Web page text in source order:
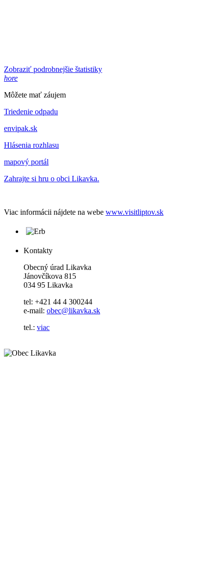
Zobraziť podrobnejšie štatistiky
hore
Môžete mať záujem
Triedenie odpadu
envipak.sk
Hlásenia rozhlasu
mapový portál
Zahrajte si hru o obci Likavka.
Viac informácii nájdete na webe www.visitliptov.sk
Kontakty
Obecný úrad Likavka
Jánovčíkova 815
034 95 Likavka
tel: +421 44 4 300244
e-mail: obec@likavka.sk
tel.: viac